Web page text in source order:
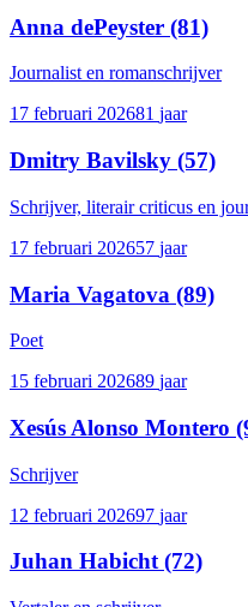
Anna dePeyster (81)
Journalist en romanschrijver
17 februari 202681 jaar
Dmitry Bavilsky (57)
Schrijver, literair criticus en
17 februari 202657 jaar
Maria Vagatova (89)
Poet
15 februari 202689 jaar
Xesús Alonso Montero
Schrijver
12 februari 202697 jaar
Juhan Habicht(72)